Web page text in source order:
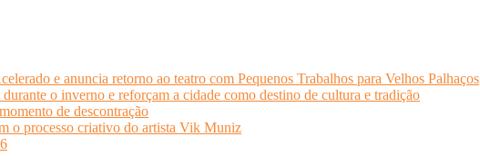
e anuncia retorno ao teatro com Pequenos Trabalhos para Velhos Palhaços
o inverno e reforçam a cidade como destino de cultura e tradição
de descontração
o processo criativo do artista Vik Muniz